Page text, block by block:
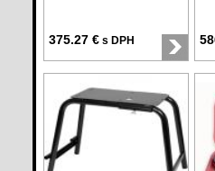
375.27 € s DPH